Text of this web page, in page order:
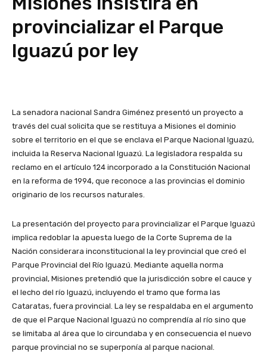
provincializar el Parque
Iguazú por ley
La senadora nacional Sandra Giménez presentó un proyecto a
través del cual solicita que se restituya a Misiones el dominio
sobre el territorio en el que se enclava el Parque Nacional Iguazú,
incluida la Reserva Nacional Iguazú. La legisladora respalda su
reclamo en el artículo 124 incorporado a la Constitución Nacional
en la reforma de 1994, que reconoce a las provincias el dominio
originario de los recursos naturales.
La presentación del proyecto para provincializar el Parque Iguazú
implica redoblar la apuesta luego de la Corte Suprema de la
Nación considerara inconstitucional la ley provincial que creó el
Parque Provincial del Río Iguazú. Mediante aquella norma
provincial, Misiones pretendió que la jurisdicción sobre el cauce y
el lecho del río Iguazú, incluyendo el tramo que forma las
Cataratas, fuera provincial. La ley se respaldaba en el argumento
de que el Parque Nacional Iguazú no comprendía al río sino que
se limitaba al área que lo circundaba y en consecuencia el nuevo
parque provincial no se superponía al parque nacional.